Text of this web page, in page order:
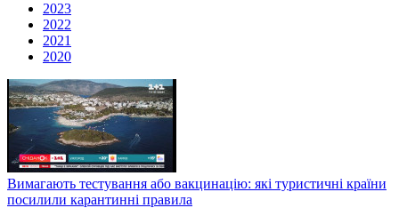
2023
2022
2021
2020
Вимагають тестування або вакцинацію: які туристичні країни
посилили карантинні правила